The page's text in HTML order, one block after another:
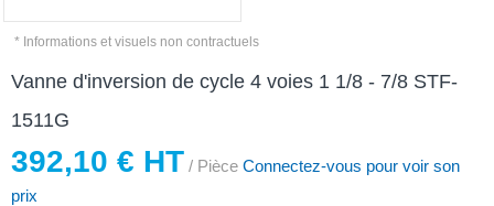
* Informations et visuels non contractuels
Vanne d'inversion de cycle 4 voies 1 1/8 - 7/8 STF-
1511G
392,10 € HT / Pièce Connectez-vous pour voir son
prix